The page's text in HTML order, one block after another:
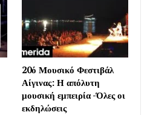
20ό Μουσικό Φεστιβάλ
Αίγινας: Η απόλυτη
μουσική εμπειρία -Όλες οι
εκδηλώσεις